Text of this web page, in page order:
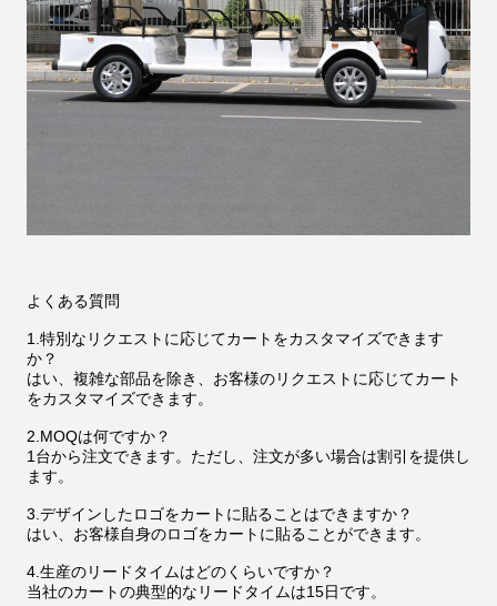
よくある質問
1.特別なリクエストに応じてカートをカスタマイズできます
か？
はい、複雑な部品を除き、お客様のリクエストに応じてカート
をカスタマイズできます。
2.MOQは何ですか？
1台から注文できます。ただし、注文が多い場合は割引を提供し
ます。
3.デザインしたロゴをカートに貼ることはできますか？
はい、お客様自身のロゴをカートに貼ることができます。
4.生産のリードタイムはどのくらいですか？
当社のカートの典型的なリードタイムは15日です。